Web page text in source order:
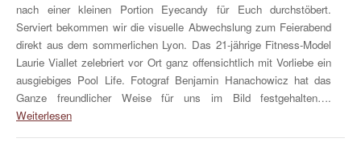
nach einer kleinen Portion Eyecandy für Euch durchstöbert.
Serviert bekommen wir die visuelle Abwechslung zum Feierabend
direkt aus dem sommerlichen Lyon. Das 21-jährige Fitness-Model
Laurie Viallet zelebriert vor Ort ganz offensichtlich mit Vorliebe ein
ausgiebiges Pool Life. Fotograf Benjamin Hanachowicz hat das
Ganze freundlicher Weise für uns im Bild festgehalten….
Weiterlesen